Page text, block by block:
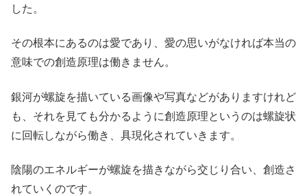
した。
その根本にあるのは愛であり、愛の思いがなければ本当の
意味での創造原理は働きません。
銀河が螺旋を描いている画像や写真などがありますけれど
も、それを見ても分かるように創造原理というのは螺旋状
に回転しながら働き、具現化されていきます。
陰陽のエネルギーが螺旋を描きながら交じり合い、創造さ
れていくのです。